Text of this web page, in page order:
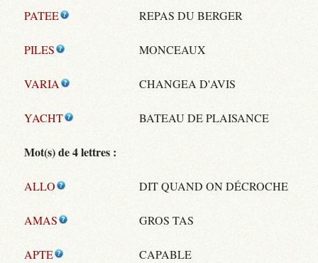
PATEE REPAS DU BERGER
PILES MONCEAUX
VARIA CHANGEA D'AVIS
YACHT BATEAU DE PLAISANCE
Mot(s) de 4 lettres :
ALLO DIT QUAND ON DÉCROCHE
AMAS GROS TAS
APTE CAPABLE